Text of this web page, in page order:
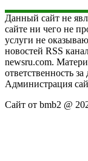
Данный сайт не
сайте ни чего не
услуги не
новостей RSS
newsru.com.
ответственность
Администрация
Сайт от bmb2 @